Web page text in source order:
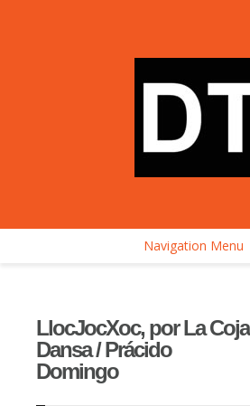
Navigation Menu
LlocJocXoc, por La Coja
Dansa / Prácido
Domingo